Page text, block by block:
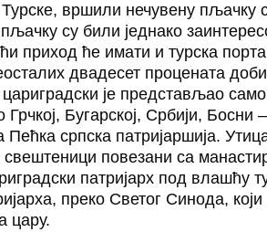
вршили нечувену пљачку
су били једнако
приход ће имати и турска
двадесет процената
цариградски је представљао
Бугарској, Србији, Босни
српска патријаршија.
повезани са
патријарх под влашћу
преко Светог Синода, који
цару.